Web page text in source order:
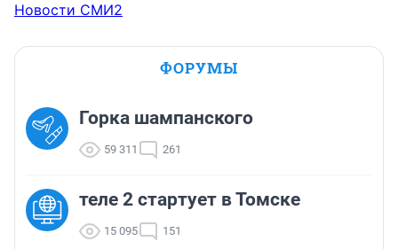
Новости СМИ2
ФОРУМЫ
Горка шампанского
59 311 261
теле 2 стартует в Томске
15 095 151